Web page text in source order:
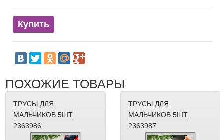
Купить
ПОХОЖИЕ ТОВАРЫ
ТРУСЫ ДЛЯ
МАЛЬЧИКОВ 5ШТ
2363986
ТРУСЫ ДЛЯ
МАЛЬЧИКОВ 5ШТ
2363987